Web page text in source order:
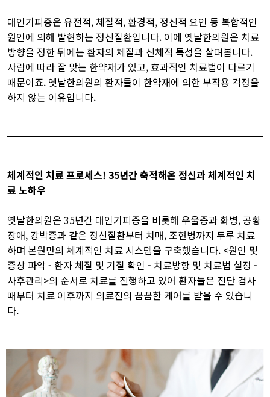
​​ 대인기피증은 유전적, 체질적, 환경적, 정신적 요인 등 복합적인
원인에 의해 발현하는 정신질환입니다. 이에 옛날한의원은 치료
방향을 정한 뒤에는 환자의 체질과 신체적 특성을 살펴봅니다.
사람에 따라 잘 맞는 한약재가 있고, 효과적인 치료법이 다르기
때문이죠. 옛날한의원의 환자들이 한약재에 의한 부작용 걱정을
하지 않는 이유입니다.
체계적인 치료 프로세스! 35년간 축적해온 정신과 체계적인 치
료 노하우​
옛날한의원은 35년간 대인기피증을 비롯해 우울증과 화병, 공황
장애, 강박증과 같은 정신질환부터 치매, 조현병까지 두루 치료
하며 본원만의 체계적인 치료 시스템을 구축했습니다. <원인 및
증상 파악 - 환자 체질 및 기질 확인 - 치료방향 및 치료법 설정 -
사후관리>의 순서로 치료를 진행하고 있어 환자들은 진단 검사
때부터 치료 이후까지 의료진의 꼼꼼한 케어를 받을 수 있습니
다.